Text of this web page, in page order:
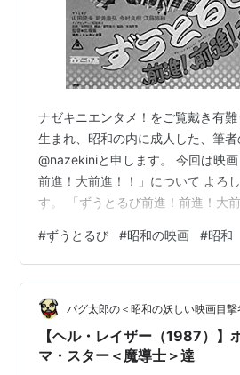
ナゼキニエンタメ！をご覧戴き有
生まれ、昭和の内に成人した、筆
@nazekiniと申します。 今回は映画
前進！大前進！！」について よろ
す。 「ずうとるび前進！前進！大
「ずうとるび前進！前進！大前進！
進！前進！大前進！！」とは、
された日本の映画作品。 当時大人
ープ「ずうとるび」のセミドキュメ
とるびとは ずうとるびは、私が小
和50年代に絶大な人気を…
#ずうとるび #昭和の映画 #昭和
パグ太郎の＜昭和の妖しい映画目撃
【ヘル・レイザー（1987）】
マ・スター＜魔導士＞達